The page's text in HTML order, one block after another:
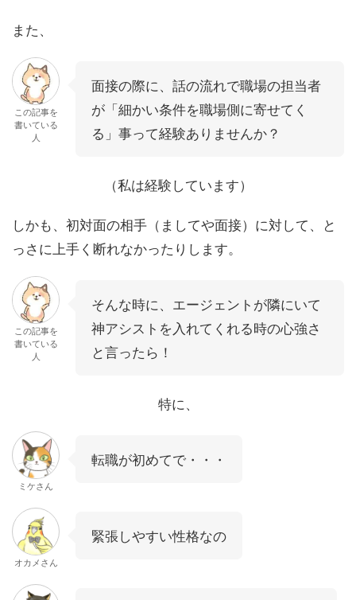
また、
この記事を
書いている
人
面接の際に、話の流れで職場の担当者
が「細かい条件を職場側に寄せてく
る」事って経験ありませんか？
（私は経験しています）
しかも、初対面の相手（ましてや面接）に対して、と
っさに上手く断れなかったりします。
この記事を
書いている
人
そんな時に、エージェントが隣にいて
神アシストを入れてくれる時の心強さ
と言ったら！
特に、
ミケさん
転職が初めてで・・・
オカメさん
緊張しやすい性格なの